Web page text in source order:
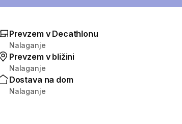
Prevzem v Decathlonu
Nalaganje
Prevzem v bližini
Nalaganje
Dostava na dom
Nalaganje